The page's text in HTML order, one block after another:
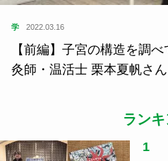
学 2022.03.16
【前編】子宮の構造を調
灸師・温活士 栗本夏帆さん
ラン
1